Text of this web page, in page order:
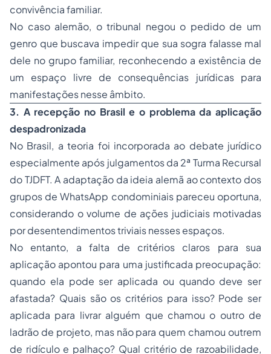
convivência familiar.
No caso alemão, o tribunal negou o pedido de um
genro que buscava impedir que sua sogra falasse mal
dele no grupo familiar, reconhecendo a existência de
um espaço livre de consequências jurídicas para
manifestações nesse âmbito.
3. A recepção no Brasil e o problema da aplicação
despadronizada
No Brasil, a teoria foi incorporada ao debate jurídico
especialmente após julgamentos da 2ª Turma Recursal
do TJDFT. A adaptação da ideia alemã ao contexto dos
grupos de WhatsApp condominiais pareceu oportuna,
considerando o volume de ações judiciais motivadas
por desentendimentos triviais nesses espaços.
No entanto, a falta de critérios claros para sua
aplicação apontou para uma justificada preocupação:
quando ela pode ser aplicada ou quando deve ser
afastada? Quais são os critérios para isso? Pode ser
aplicada para livrar alguém que chamou o outro de
ladrão de projeto, mas não para quem chamou outrem
de ridículo e palhaço? Qual critério de razoabilidade,